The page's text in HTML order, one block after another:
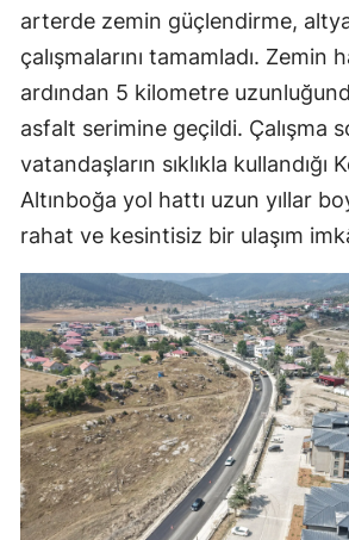
arterde zemin güçlendirme,
çalışmalarını tamamladı. Zemin
ardından 5 kilometre
asfalt serimine geçildi. Çalışma
vatandaşların sıklıkla kullandığı
Altınboğa yol hattı uzun yıllar
rahat ve kesintisiz bir ulaşım